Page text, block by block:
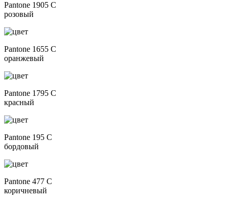
Pantone 1905 C
розовый
Pantone 1655 C
оранжевый
Pantone 1795 C
красный
Pantone 195 C
бордовый
Pantone 477 C
коричневый